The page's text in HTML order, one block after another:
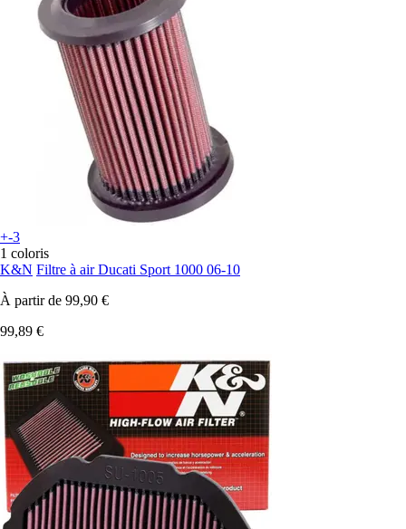
+-3
1 coloris
K&N Filtre à air Ducati Sport 1000 06-10
À partir de 99,90 €
99,89 €